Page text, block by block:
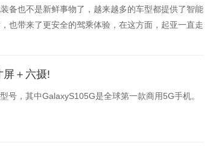
备也不是新鲜事物了，越来越多的车型都提供了智能
也带来了更安全的驾乘体验，在这方面，起亚一直走
如全新一代K3。
屏＋六摄!
号，其中GalaxyS105G是全球第一款商用5G手机。